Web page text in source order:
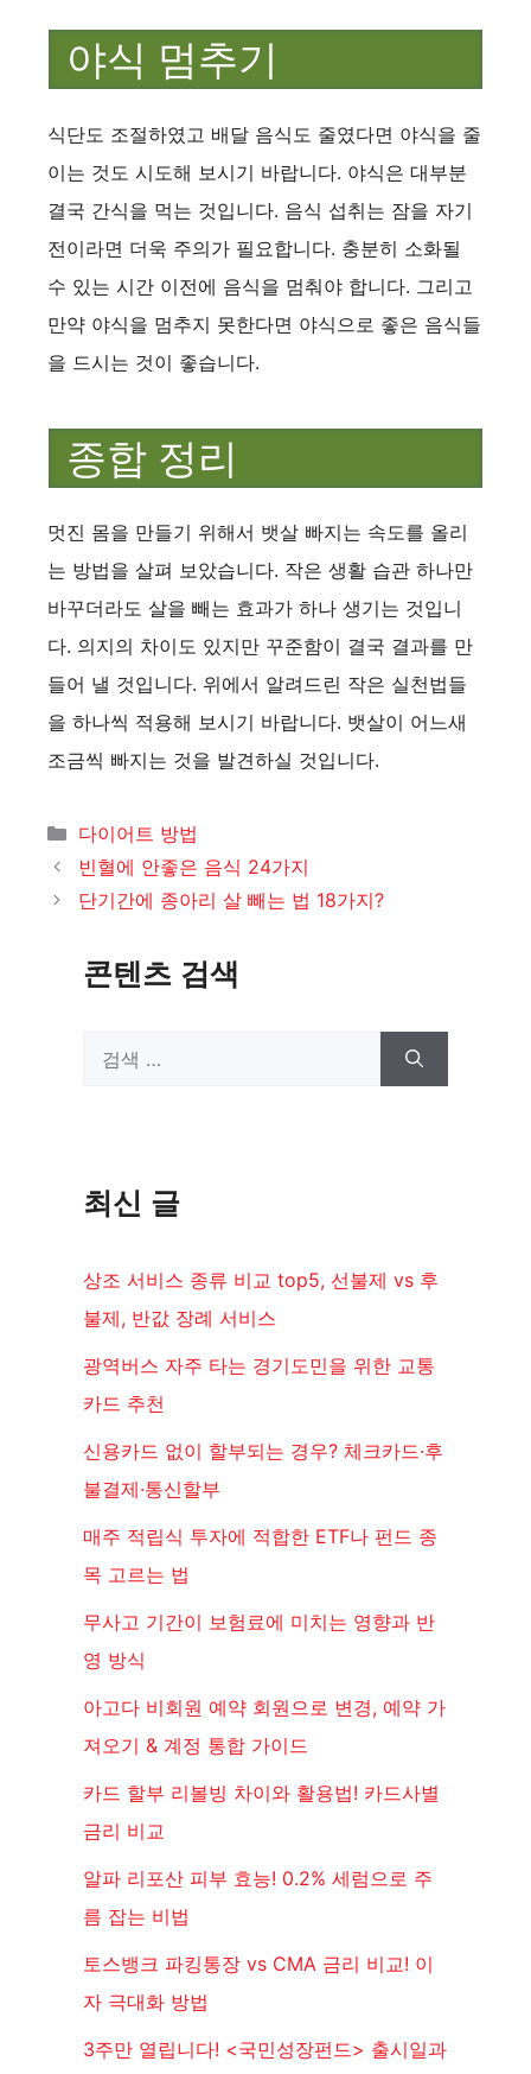
야식 멈추기
식단도 조절하였고 배달 음식도 줄였다면 야식을 줄
이는 것도 시도해 보시기 바랍니다. 야식은 대부분
결국 간식을 먹는 것입니다. 음식 섭취는 잠을 자기
전이라면 더욱 주의가 필요합니다. 충분히 소화될
수 있는 시간 이전에 음식을 멈춰야 합니다. 그리고
만약 야식을 멈추지 못한다면 야식으로 좋은 음식들
을 드시는 것이 좋습니다.
종합 정리
멋진 몸을 만들기 위해서 뱃살 빠지는 속도를 올리
는 방법을 살펴 보았습니다. 작은 생활 습관 하나만
바꾸더라도 살을 빼는 효과가 하나 생기는 것입니
다. 의지의 차이도 있지만 꾸준함이 결국 결과를 만
들어 낼 것입니다. 위에서 알려드린 작은 실천법들
을 하나씩 적용해 보시기 바랍니다. 뱃살이 어느새
조금씩 빠지는 것을 발견하실 것입니다.
카
테
고
리
다이어트 방법
빈혈에 안좋은 음식 24가지
단기간에 종아리 살 빼는 법 18가지?
콘텐츠 검색
최신 글
상조 서비스 종류 비교 top5, 선불제 vs 후
불제, 반값 장례 서비스
광역버스 자주 타는 경기도민을 위한 교통
카드 추천
신용카드 없이 할부되는 경우? 체크카드·후
불결제·통신할부
매주 적립식 투자에 적합한 ETF나 펀드 종
목 고르는 법
무사고 기간이 보험료에 미치는 영향과 반
영 방식
아고다 비회원 예약 회원으로 변경, 예약 가
져오기 & 계정 통합 가이드
카드 할부 리볼빙 차이와 활용법! 카드사별
금리 비교
알파 리포산 피부 효능! 0.2% 세럼으로 주
름 잡는 비법
토스뱅크 파킹통장 vs CMA 금리 비교! 이
자 극대화 방법
3주만 열립니다! <국민성장펀드> 출시일과